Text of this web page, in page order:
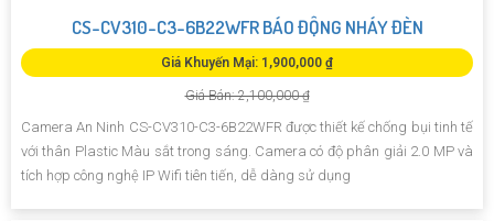
CS-CV310-C3-6B22WFR BÁO ĐỘNG NHÁY ĐÈN
Giá Khuyến Mại: 1,900,000 ₫
Giá Bán: 2,100,000 ₫
Camera An Ninh CS-CV310-C3-6B22WFR được thiết kế chống bụi tinh tế
với thân Plastic Màu sắt trong sáng. Camera có độ phân giải 2.0 MP và
tích hợp công nghệ IP Wifi tiên tiến, dễ dàng sử dụng